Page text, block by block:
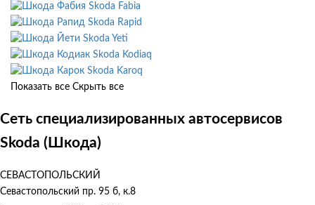
Skoda Fabia
Skoda Rapid
Skoda Yeti
Skoda Kodiaq
Skoda Karoq
Показать все Скрыть все
Сеть специализированных автосервисов
Skoda (Шкода)
СЕВАСТОПОЛЬСКИЙ
Севастопольский пр. 95 б, к.8